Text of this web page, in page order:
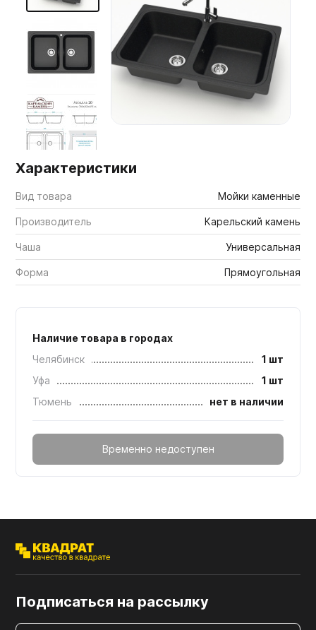
Мебельные образцы, каталоги
Характеристики
Вид товара Мойки каменные
Производитель Карельский камень
Чаша Универсальная
Форма Прямоугольная
Наличие товара в городах
Челябинск
1 шт
Уфа
1 шт
Тюмень
нет в наличии
Временно недоступен
Подписаться на рассылку